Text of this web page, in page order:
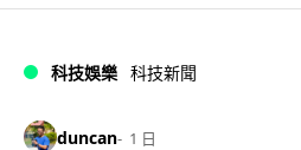
科技娛樂 科技新聞
duncan 1 日